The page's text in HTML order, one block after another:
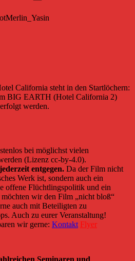
California steht in den Startlöchern:
BIG EARTH (Hotel California 2)
werden.
bei möglichst vielen
(Lizenz cc-by-4.0).
entgegen. Da der Film nicht
Werk ist, sondern auch ein
offene Flüchtlingspolitik und ein
wir den Film „nicht bloß“
auch mit Beteiligten zu
Auch zu eurer Veranstaltung!
wir gerne: Kontakt Flyer
Seminaren und